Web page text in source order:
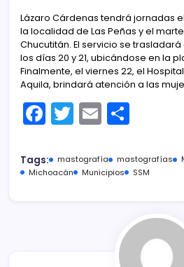
Lázaro Cárdenas tendrá jornadas
la localidad de Las Peñas y el
Chucutitán. El servicio se
los días 20 y 21, ubicándose en la
Finalmente, el viernes 22, el
Aquila, brindará atención a las
F
a
c
e
T
w
itt
er
E
m
ai
l
m
p
tir
Tags: mastografía mastografías
Michoacán
Municipios SSM